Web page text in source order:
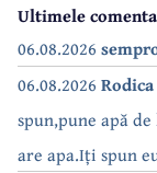
Ultimele
06.08.2026
06.08.2026 Rodica
spun,pune apă
are apa.Iți spun